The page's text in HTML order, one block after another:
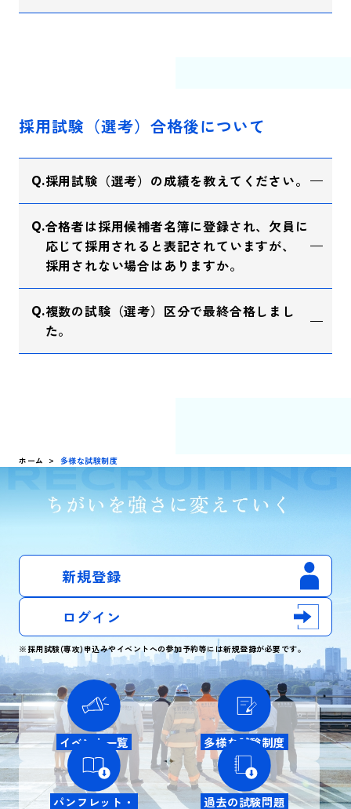
採用試験（選考）合格後について
採用試験（選考）の成績を教えてください。
合格者は採用候補者名簿に登録され、欠員に
応じて採用されると表記されていますが、
採用されない場合はありますか。
複数の試験（選考）区分で最終合格しまし
た。
ホーム 多様な試験制度
新規登録
ログイン
※採用試験(専攻)申込みやイベントへの参加予約等には新規登録が必要です。
イベント一覧 多様な試験制度
パンフレット・ 過去の試験問題